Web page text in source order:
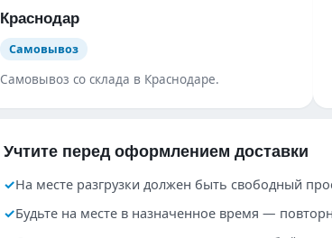
Краснодар
Самовывоз
Самовывоз со склада в Краснодаре.
Учтите перед оформлением доставки
✓︎На месте разгрузки должен быть свободный
✓︎Будьте на месте в назначенное время —